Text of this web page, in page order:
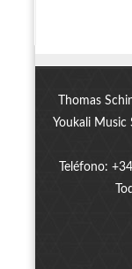
Thomas
Youkali Music
Teléfono: